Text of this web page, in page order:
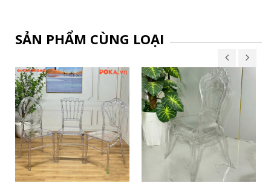
SẢN PHẨM CÙNG LOẠI